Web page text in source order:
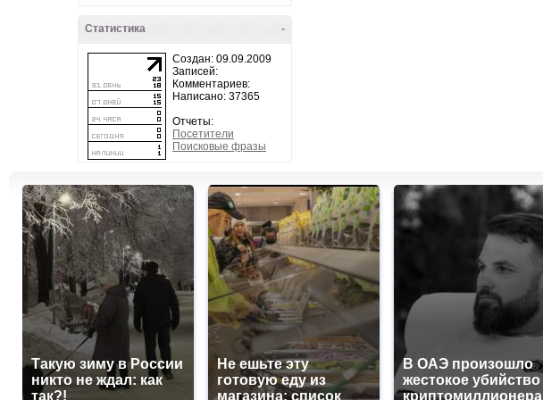
-
Статистика
Создан: 09.09.2009
Записей:
Комментариев:
Написано: 37365
Отчеты:
Посетители
Поисковые фразы
Такую зиму в России
никто не ждал: как
так?!
Не ешьте эту
готовую еду из
магазина: список
В ОАЭ произошло
жестокое убийство
криптомиллионера